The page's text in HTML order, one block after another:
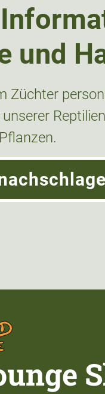
und
Züchter